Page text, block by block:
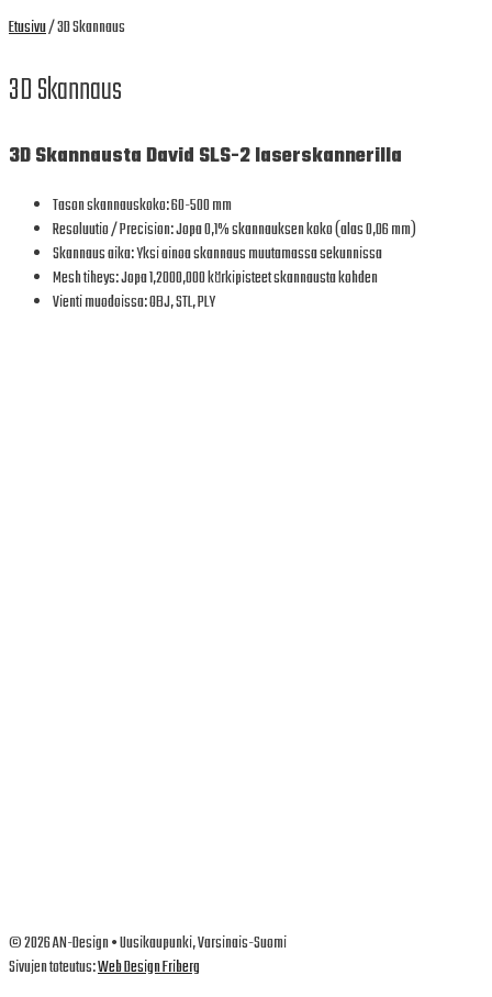
Etusivu/ 3D Skannaus
3D Skannaus
3D Skannausta David SLS-2 laserskannerilla
Tason skannauskoko: 60-500 mm
Resoluutio / Precision: Jopa 0,1% skannauksen koko (alas 0,06 mm)
Skannaus aika: Yksi ainoa skannaus muutamassa sekunnissa
Mesh tiheys: Jopa 1,2000,000 kärkipisteet skannausta kohden
Vienti muodoissa: OBJ, STL, PLY​
©2026AN-Design • Uusikaupunki, Varsinais-Suomi
Sivujen toteutus:Web Design Friberg